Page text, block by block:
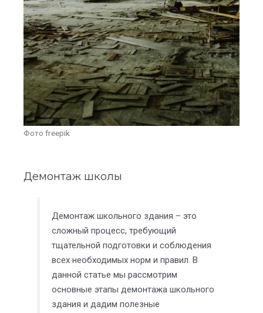
Фото freepik
Демонтаж школы
Демонтаж школьного здания – это
сложный процесс, требующий
тщательной подготовки и соблюдения
всех необходимых норм и правил. В
данной статье мы рассмотрим
основные этапы демонтажа школьного
здания и дадим полезные